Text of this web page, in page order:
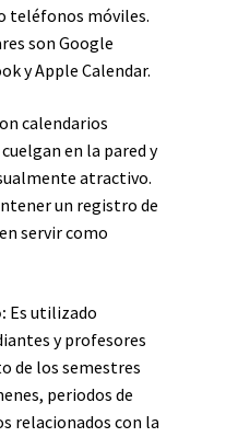
teléfonos móviles.
son Google
y Apple Calendar.
calendarios
en la pared y
atractivo.
un registro de
servir como
Es utilizado
y profesores
de los semestres
periodos de
relacionados con la